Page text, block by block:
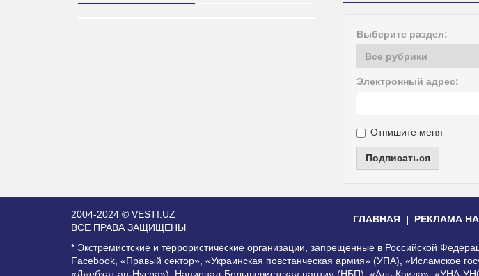
Выберите раздел:
Электронный адрес:
Отпишите меня
Подписаться
2004-2024 © VESTI.UZ
ВСЕ ПРАВА ЗАЩИЩЕНЫ
ГЛАВНАЯ РЕКЛАМА
* Экстремистские и террористические организации, запрещенные в Российской
Facebook, «Правый сектор», «Украинская повстанческая армия» (УПА), «Исламское
«Джебхат ан-Нусра»), Национал-Большевистская партия (НБП), «Аль-Каида», «УНА-